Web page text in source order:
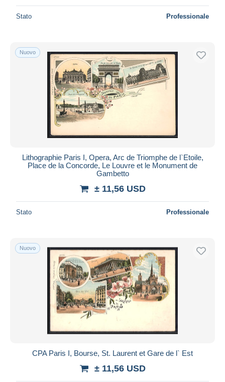
Stato Professionale
Nuovo
Lithographie Paris I, Opera, Arc de Triomphe de l`Etoile,
Place de la Concorde, Le Louvre et le Monument de
Gambetto
± 11,56 USD
Stato Professionale
Nuovo
CPA Paris I, Bourse, St. Laurent et Gare de l` Est
± 11,56 USD